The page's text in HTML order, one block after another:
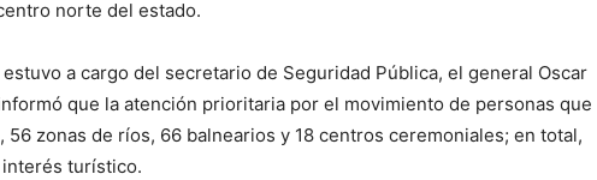
norte del estado.
a cargo del secretario de Seguridad Pública, el general Oscar
que la atención prioritaria por el movimiento de personas que
56 zonas de ríos, 66 balnearios y 18 centros ceremoniales; en total,
turístico.